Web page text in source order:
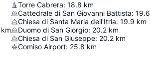
km
Torre Cabrera: 18.8 km
Cattedrale di San Giovanni Battista: 19.6
Chiesa di Santa Maria dell'Itria: 19.9 km
Duomo di San Giorgio: 20.2 km
Chiesa di San Giuseppe: 20.2 km
Comiso Airport: 25.8 km